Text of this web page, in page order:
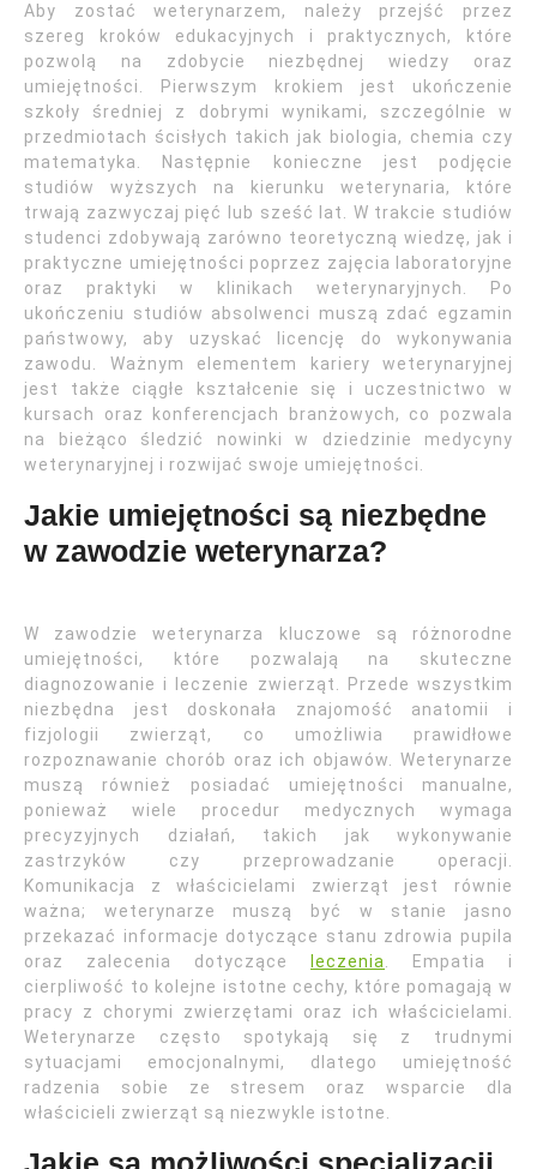
Aby zostać weterynarzem, należy przejść przez
szereg kroków edukacyjnych i praktycznych, które
pozwolą na zdobycie niezbędnej wiedzy oraz
umiejętności. Pierwszym krokiem jest ukończenie
szkoły średniej z dobrymi wynikami, szczególnie w
przedmiotach ścisłych takich jak biologia, chemia czy
matematyka. Następnie konieczne jest podjęcie
studiów wyższych na kierunku weterynaria, które
trwają zazwyczaj pięć lub sześć lat. W trakcie studiów
studenci zdobywają zarówno teoretyczną wiedzę, jak i
praktyczne umiejętności poprzez zajęcia laboratoryjne
oraz praktyki w klinikach weterynaryjnych. Po
ukończeniu studiów absolwenci muszą zdać egzamin
państwowy, aby uzyskać licencję do wykonywania
zawodu. Ważnym elementem kariery weterynaryjnej
jest także ciągłe kształcenie się i uczestnictwo w
kursach oraz konferencjach branżowych, co pozwala
na bieżąco śledzić nowinki w dziedzinie medycyny
weterynaryjnej i rozwijać swoje umiejętności.
Jakie umiejętności są niezbędne
w zawodzie weterynarza?
W zawodzie weterynarza kluczowe są różnorodne
umiejętności, które pozwalają na skuteczne
diagnozowanie i leczenie zwierząt. Przede wszystkim
niezbędna jest doskonała znajomość anatomii i
fizjologii zwierząt, co umożliwia prawidłowe
rozpoznawanie chorób oraz ich objawów. Weterynarze
muszą również posiadać umiejętności manualne,
ponieważ wiele procedur medycznych wymaga
precyzyjnych działań, takich jak wykonywanie
zastrzyków czy przeprowadzanie operacji.
Komunikacja z właścicielami zwierząt jest równie
ważna; weterynarze muszą być w stanie jasno
przekazać informacje dotyczące stanu zdrowia pupila
oraz zalecenia dotyczące
leczenia
. Empatia i
cierpliwość to kolejne istotne cechy, które pomagają w
pracy z chorymi zwierzętami oraz ich właścicielami.
Weterynarze często spotykają się z trudnymi
sytuacjami emocjonalnymi, dlatego umiejętność
radzenia sobie ze stresem oraz wsparcie dla
właścicieli zwierząt są niezwykle istotne.